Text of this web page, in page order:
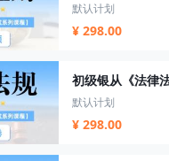
默认计划
¥ 298.00
初级银从《法律
默认计划
¥ 298.00